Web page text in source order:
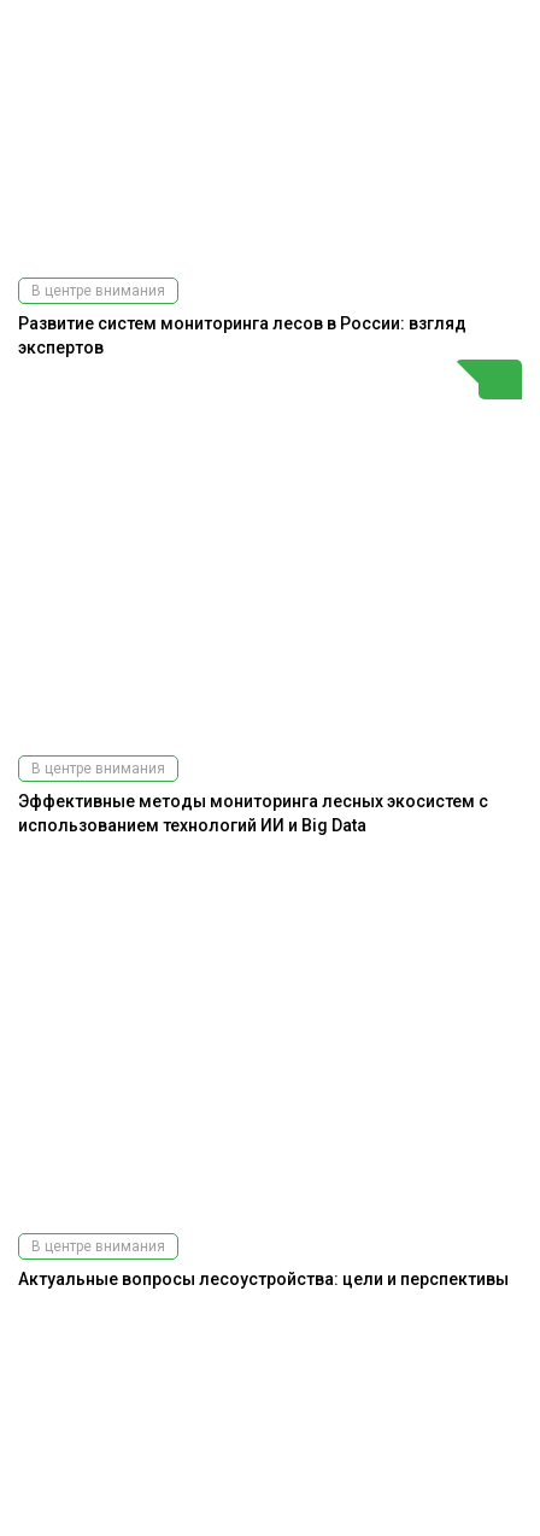
В центре внимания
Развитие систем мониторинга лесов в России: взгляд
экспертов
В центре внимания
Эффективные методы мониторинга лесных экосистем с
использованием технологий ИИ и Big Data
В центре внимания
Актуальные вопросы лесоустройства: цели и перспективы